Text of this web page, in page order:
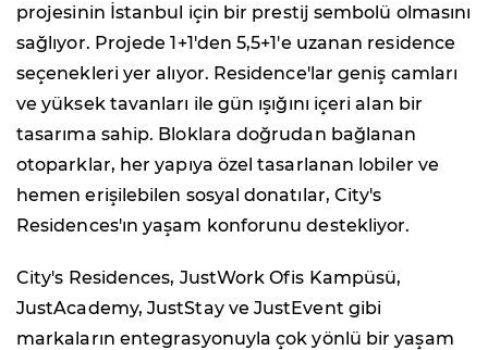
projesinin İstanbul için bir prestij sembolü olmasını
sağlıyor. Projede 1+1'den 5,5+1'e uzanan residence
seçenekleri yer alıyor. Residence'lar geniş camları
ve yüksek tavanları ile gün ışığını içeri alan bir
tasarıma sahip. Bloklara doğrudan bağlanan
otoparklar, her yapıya özel tasarlanan lobiler ve
hemen erişilebilen sosyal donatılar, City's
Residences'ın yaşam konforunu destekliyor.
City's Residences, JustWork Ofis Kampüsü,
JustAcademy, JustStay ve JustEvent gibi
markaların entegrasyonuyla çok yönlü bir yaşam